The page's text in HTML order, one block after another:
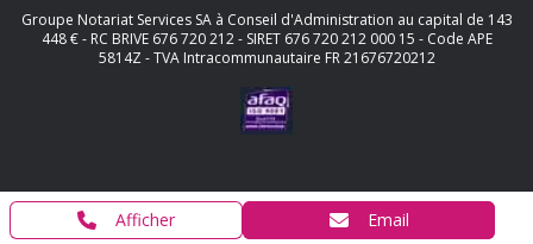
Afficher Email
Groupe Notariat Services SA à Conseil d'Administration au capital de 143
448 € - RC BRIVE 676 720 212 - SIRET 676 720 212 000 15 - Code APE
5814Z - TVA Intracommunautaire FR 21676720212